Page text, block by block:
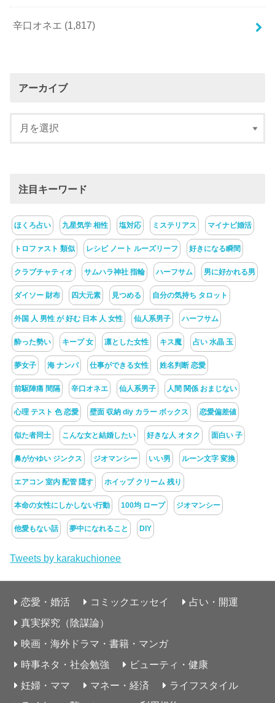
辛口オネエ (1,817)
アーカイブ
注目キーワード
ほくろ占い 九星気学 相性 塩対応 ミステリアス マイナビ婚活
トロファスト 類似 レシピ ノート ルーズリーフ 好きになる瞬間
クラブチャティオ サムハラ神社 指輪 ハーフサム 男に好かれる男
ダイソー 財布 四大元素 見つめる 自分の気持ち タロット
外国 人 男性 が 好む 日本 人 女性 仙人系男子 ハーフサム
酔った勢い キープ 女 凛とした女性 キス魔 占い 水晶 玉
夢女子 海 ナンパ 仕事ができる女性 姓名判断 恋愛
前駆陣痛 間隔 辛口オネエ 仙人系男子 人間 関係 おまじない
心理 テスト 色 恋愛 壁面 収納 diy カラー ボックス 恋愛偏差値
似た者同士 こんな女と結婚したい 好きな人 オタク 面白い 子
鼻がかゆい ジンクス ジオマンシー いい男 ルーン文字 変換
エアコン 室内 配管 隠す ホイップ クリーム 残り
本命の女性にしかしない行動 100均 ロープ ジオマンシー
他愛もない話 夢中になれること DIY
Tweets by karakuchionee
恋愛・婚活 コミックエッセイ
占い・開運
真実探究（陰謀論）
映画・海外ドラマ・書籍・マンガ
時事ネタ・社会勉強
ビューティ・健康
妊婦・ママ
マネー・経済
ライフスタイル